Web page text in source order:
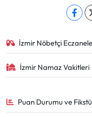
İzmir Nöbetçi
İzmir Namaz Vakitleri
Puan Durumu ve